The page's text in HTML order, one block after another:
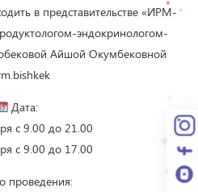
в представительстве «ИРМ-
эндокринологом-
Айшой Окумбековной
Дата:
с 9.00 до 21.00
с 9.00 до 17.00
проведения: